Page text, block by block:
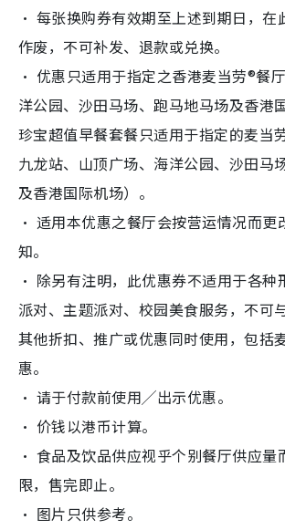
‧ 每张换购券有效期至上述到期日，在
作废，不可补发、退款或兑换。
‧ 优惠只适用于指定之香港麦当劳®餐
洋公园、沙田马场、跑马地马场及香港
珍宝超值早餐套餐只适用于指定的麦当
九龙站、山顶广场、海洋公园、沙田马
及香港国际机场）。
‧ 适用本优惠之餐厅会按营运情况而更
知。
‧ 除另有注明，此优惠券不适用于各种
派对、主题派对、校园美食服务，不可
其他折扣、推广或优惠同时使用，包括
惠。
‧ 请于付款前使用╱出示优惠。
‧ 价钱以港币计算。
‧ 食品及饮品供应视乎个别餐厅供应量
限，售完即止。
‧ 图片只供参考。